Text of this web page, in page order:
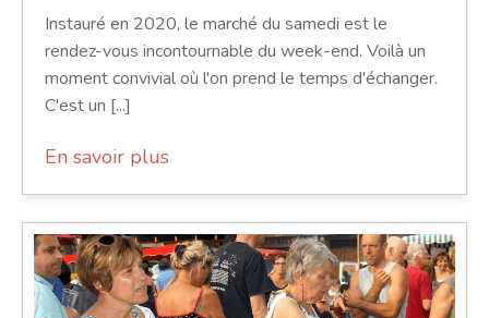
Instauré en 2020, le marché du samedi est le
rendez-vous incontournable du week-end. Voilà un
moment convivial où l'on prend le temps d'échanger.
C'est un [...]
En savoir plus